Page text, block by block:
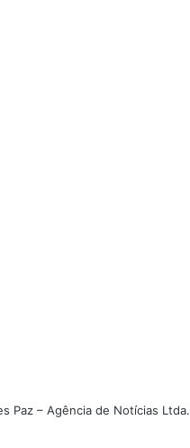
Paz – Agência de Notícias Ltda.